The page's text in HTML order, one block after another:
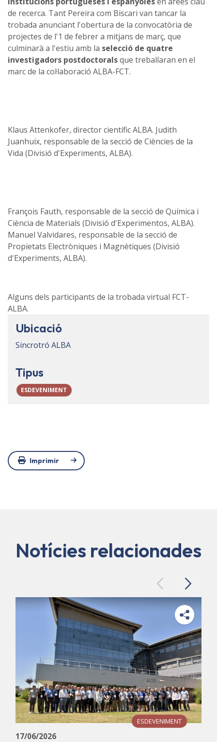
de recerca. Tant Pereira com Biscari van tancar la
trobada anunciant l'obertura de la convocatòria de
projectes de l'1 de febrer a mitjans de març, que
culminarà a l'estiu amb la selecció de quatre
investigadors postdoctoralsque treballaran en el
marc de la col·laboració ALBA-FCT.
Klaus Attenkofer, director científic ALBA. Judith
Juanhuix, responsable de la secció de Ciències de la
Vida (Divisió d'Experiments, ALBA).
François Fauth, responsable de la secció de Química i
Ciència de Materials (Divisió d'Experimentos, ALBA).
Manuel Valvidares, responsable de la secció de
Propietats Electròniques i Magnètiques (Divisió
d'Experiments, ALBA).
Alguns dels participants de la trobada virtual FCT-
ALBA.
Ubicació
Sincrotró ALBA
Tipus
ESDEVENIMENT
Imprimir
Notícies relacionades
PreviousNext
ESDEVENIMENT
17/06/2026